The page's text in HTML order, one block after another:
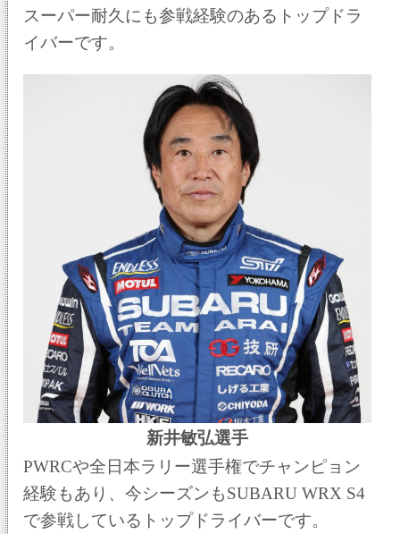
スーパー耐久にも参戦経験のあるトップドラ
イバーです。
新井敏弘選手
PWRCや全日本ラリー選手権でチャンピョン
経験もあり、今シーズンもSUBARU WRX S4
で参戦しているトップドライバーです。